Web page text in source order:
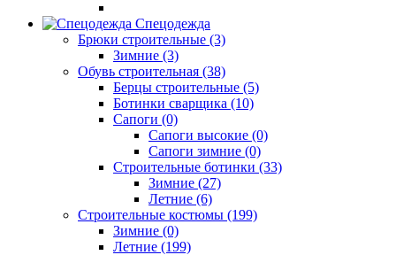
Спецодежда
Брюки строительные (3)
Зимние (3)
Обувь строительная (38)
Берцы строительные (5)
Ботинки сварщика (10)
Сапоги (0)
Сапоги высокие (0)
Сапоги зимние (0)
Строительные ботинки (33)
Зимние (27)
Летние (6)
Строительные костюмы (199)
Зимние (0)
Летние (199)